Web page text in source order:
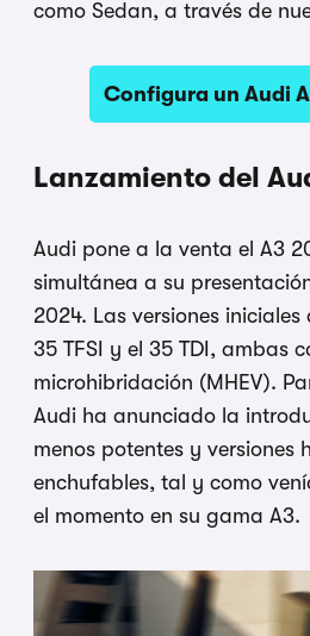
como Sedan, a través de
Configura un Audi
Lanzamiento del
Audi pone a la venta el A3
simultánea a su
2024. Las versiones iniciales
35 TFSI y el 35 TDI, ambas
microhibridación (MHEV).
Audi ha anunciado la
menos potentes y versiones
enchufables, tal y como
el momento en su gama A3.